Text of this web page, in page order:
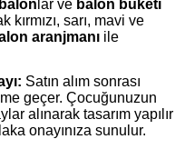
lar ve balon buketi
sarı, mavi ve
aranjmanı ile
Satın alım sonrası
geçer. Çocuğunuzun
alınarak tasarım yapılır
onayınıza sunulur.